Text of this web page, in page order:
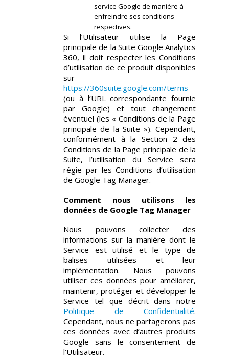
service Google de manière à
enfreindre ses conditions
respectives.
Si l’Utilisateur utilise la Page
principale de la Suite Google Analytics
360, il doit respecter les Conditions
d’utilisation de ce produit disponibles
sur
https://360suite.google.com/terms
(ou à l’URL correspondante fournie
par Google) et tout changement
éventuel (les « Conditions de la Page
principale de la Suite »). Cependant,
conformément à la Section 2 des
Conditions de la Page principale de la
Suite, l’utilisation du Service sera
régie par les Conditions d’utilisation
de Google Tag Manager.
Comment nous utilisons les
données de Google Tag Manager
Nous pouvons collecter des
informations sur la manière dont le
Service est utilisé et le type de
balises utilisées et leur
implémentation. Nous pouvons
utiliser ces données pour améliorer,
maintenir, protéger et développer le
Service tel que décrit dans notre
Politique de Confidentialité.
Cependant, nous ne partagerons pas
ces données avec d’autres produits
Google sans le consentement de
l’Utilisateur.